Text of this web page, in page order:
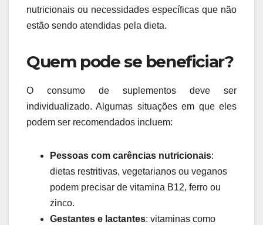
nutricionais ou necessidades específicas que não
estão sendo atendidas pela dieta.
Quem pode se beneficiar?
O consumo de suplementos deve ser
individualizado. Algumas situações em que eles
podem ser recomendados incluem:
Pessoas com carências nutricionais:
dietas restritivas, vegetarianos ou veganos
podem precisar de vitamina B12, ferro ou
zinco.
Gestantes e lactantes: vitaminas como